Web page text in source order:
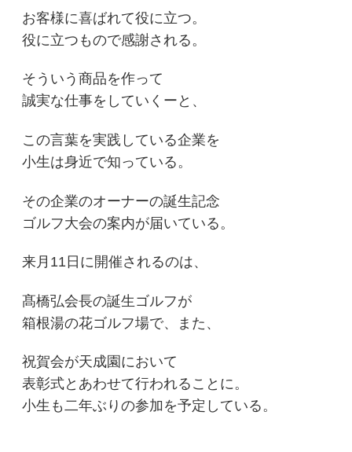
お客様に喜ばれて役に立つ。
役に立つもので感謝される。
そういう商品を作って
誠実な仕事をしていくーと、
この言葉を実践している企業を
小生は身近で知っている。
その企業のオーナーの誕生記念
ゴルフ大会の案内が届いている。
来月11日に開催されるのは、
髙橋弘会長の誕生ゴルフが
箱根湯の花ゴルフ場で、また、
祝賀会が天成園において
表彰式とあわせて行われることに。
小生も二年ぶりの参加を予定している。